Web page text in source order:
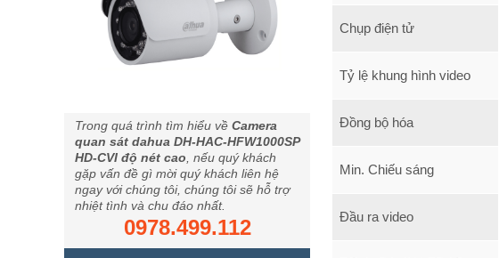
Trong quá trình tìm hiểu về Camera
quan sát dahua DH-HAC-HFW1000SP​
HD-CVI độ nét cao , nếu quý khách
gặp vấn đề gì mời quý khách liên hệ
ngay với chúng tôi, chúng tôi sẽ hỗ trợ
nhiệt tình và chu đáo nhất.
0978.499.112
Chụp điện tử
Tỷ lệ khung hình video
Đồng bộ hóa
Min. Chiếu sáng
Đầu ra video